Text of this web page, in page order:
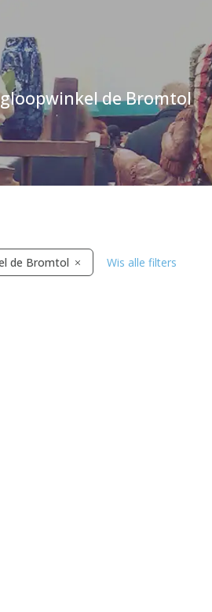
de Bromtol
de Bromtol Wis alle filters